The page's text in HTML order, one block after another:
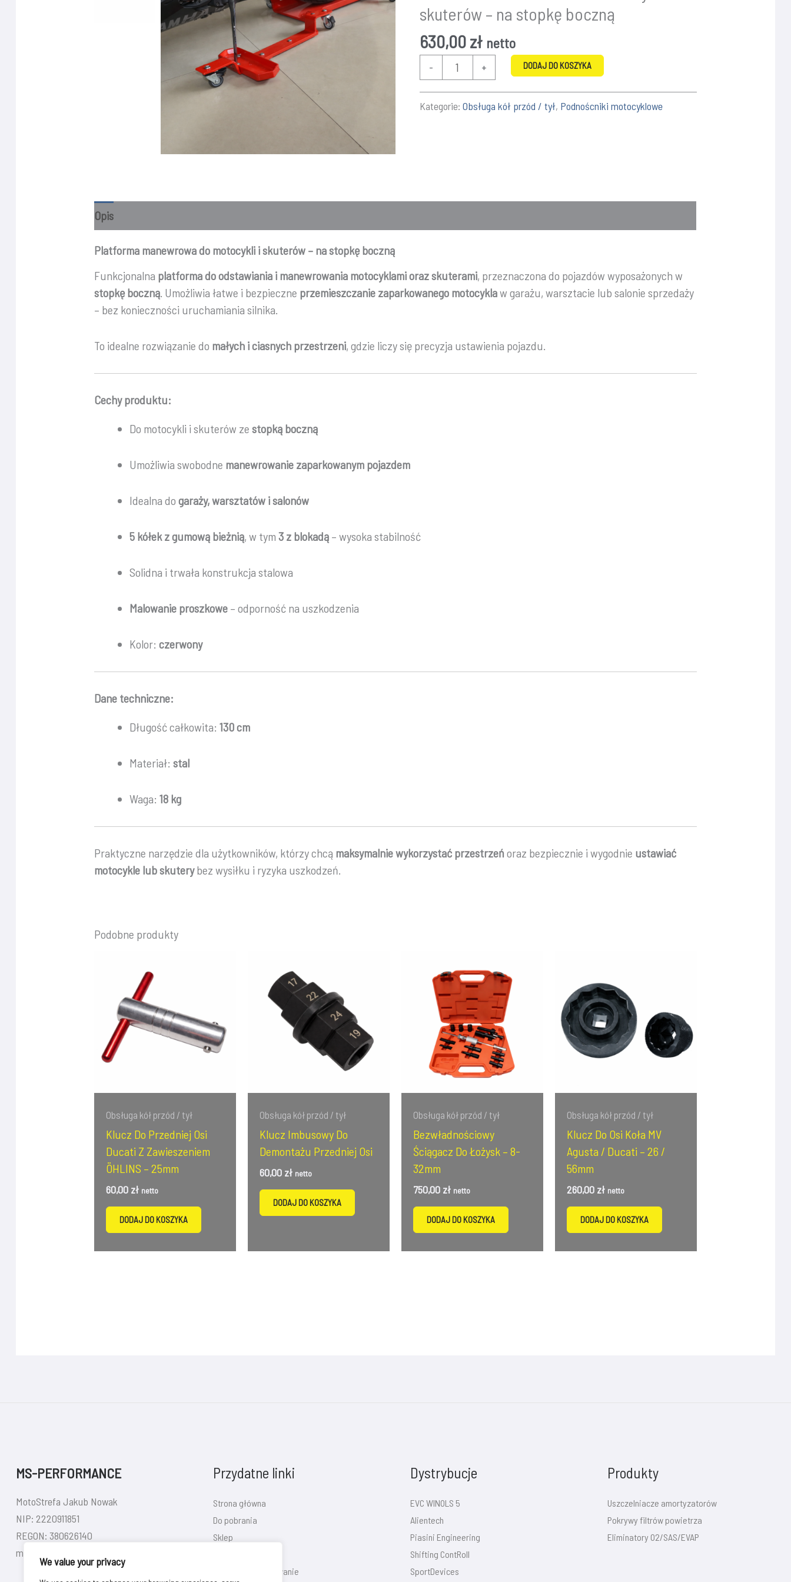
We value your privacy
skuterów – na stopkę boczną
630,00zł netto
-
Platforma
manewrowa
do
na
boczną
+ DODAJ DO KOSZYKA
Kategorie: Obsługa kół przód / tył, Podnoścniki motocyklowe
Opis
Platforma manewrowa do motocykli i skuterów – na stopkę boczną
Funkcjonalna platforma do odstawiania i manewrowania motocyklami oraz skuterami, przeznaczona do pojazdów wyposażonych w
stopkę boczną. Umożliwia łatwe i bezpieczne przemieszczanie zaparkowanego motocyklaw garażu, warsztacie lub salonie sprzedaży
– bez konieczności uruchamiania silnika.
To idealne rozwiązanie do małych i ciasnych przestrzeni, gdzie liczy się precyzja ustawienia pojazdu.
Cechy produktu:
Do motocykli i skuterów zestopką boczną
Umożliwia swobodne manewrowanie zaparkowanym pojazdem
Idealna dogaraży, warsztatów i salonów
5 kółek z gumową bieżnią, w tym3 z blokadą – wysoka stabilność
Solidna i trwała konstrukcja stalowa
Malowanie proszkowe – odporność na uszkodzenia
Kolor:czerwony
Dane techniczne:
Długość całkowita:130 cm
Materiał:stal
Waga:18 kg
Praktyczne narzędzie dla użytkowników, którzy chcą maksymalnie wykorzystać przestrzeń oraz bezpiecznie i wygodnie ustawiać
motocykle lub skuterybez wysiłku i ryzyka uszkodzeń.
Podobne produkty
Obsługa kół przód / tył
Klucz Do Przedniej Osi
Ducati Z Zawieszeniem
ÖHLINS – 25mm
60,00 zł netto
DODAJ DO KOSZYKA
Obsługa kół przód / tył
Klucz Imbusowy Do
Demontażu Przedniej Osi
60,00 zł netto
DODAJ DO KOSZYKA
Obsługa kół przód / tył
Bezwładnościowy
Ściągacz Do Łożysk – 8-
32mm
750,00 zł netto
DODAJ DO KOSZYKA
Obsługa kół przód / tył
Klucz Do Osi Koła MV
Agusta / Ducati – 26 /
56mm
260,00 zł netto
DODAJ DO KOSZYKA
MS-PERFORMANCE
MotoStrefa Jakub Nowak
NIP: 2220911851
REGON: 380626140
motostrefa92@gmail.com
Przydatne linki
Strona główna
Do pobrania
Sklep
Rejestracja/Logowanie
Dystrybucje
EVC WINOLS 5
Alientech
Piasini Engineering
Shifting ContRoll
SportDevices
Produkty
Uszczelniacze amortyzatorów
Pokrywy filtrów powietrza
Eliminatory O2/SAS/EVAP